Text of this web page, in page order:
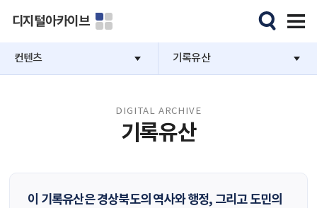
디지털아카이브
컨텐츠 기록유산
DIGITAL ARCHIVE
기록유산
이 기록유산은 경상북도의 역사와 행정, 그리고 도민의